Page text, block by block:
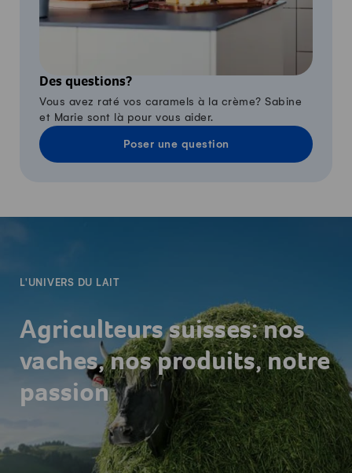
Des questions?
Vous avez raté vos caramels à la crème? Sabine
et Marie sont là pour vous aider.
Poser une question
L'UNIVERS DU LAIT
Agriculteurs suisses: nos
vaches, nos produits, notre
passion